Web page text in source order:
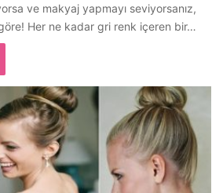
ve makyaj yapmayı seviyorsanız,
Her ne kadar gri renk içeren bir…